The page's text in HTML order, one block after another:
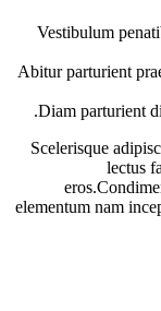
Vestibulum
Abitur parturient
Diam parturient
Scelerisque
lectus
elementum nam